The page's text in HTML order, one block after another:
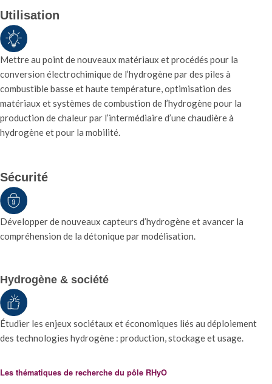
Utilisation
Mettre au point de nouveaux matériaux et procédés pour la
conversion électrochimique de l’hydrogène par des piles à
combustible basse et haute température, optimisation des
matériaux et systèmes de combustion de l’hydrogène pour la
production de chaleur par l’intermédiaire d’une chaudière à
hydrogène et pour la mobilité.
Sécurité
Développer de nouveaux capteurs d’hydrogène et avancer la
compréhension de la détonique par modélisation.
Hydrogène & société
Étudier les enjeux sociétaux et économiques liés au déploiement
des technologies hydrogène : production, stockage et usage.
Les thématiques de recherche du pôle RHyO